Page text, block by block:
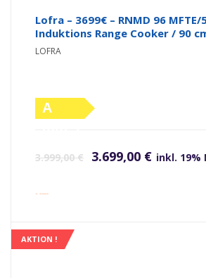
Lofra – 3699€ – RNMD 96
Induktions Range Cooker / 90
LOFRA
A
3.999,00€ 3.699,00 € inkl. 19%
inkl. Versandkosten
AKTION !